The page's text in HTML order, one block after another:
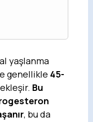
yaşlanma
genellikle 45-
Bu
, bu da